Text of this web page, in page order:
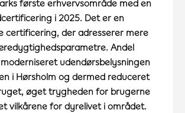
første erhvervsområde med en
i 2025. Det er en
certificering, der adresserer mere
Andel
udendørsbelysningen
i Hørsholm og dermed reduceret
øget trygheden for brugerne
vilkårene for dyrelivet i området.